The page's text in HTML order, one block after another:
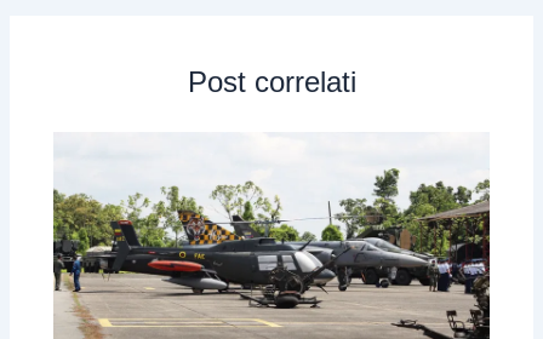
Post correlati